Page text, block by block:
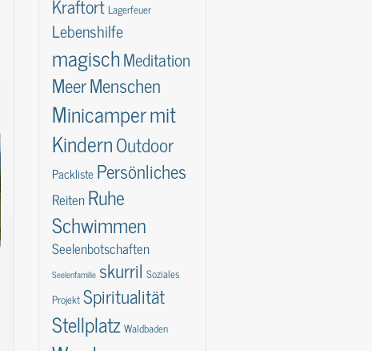
KraftortLagerfeuer
Lebenshilfe
magischMeditation
MeerMenschen
Minicampermit
KindernOutdoor
Packliste Persönliches
ReitenRuhe
Schwimmen
Seelenbotschaften
Seelenfamilie skurril Soziales
ProjektSpiritualität
StellplatzWaldbaden